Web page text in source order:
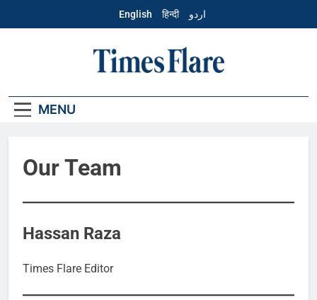
English हिन्दी اردو
Hindi – Times
MENU
Our Team
Hassan Raza
Times Flare Editor